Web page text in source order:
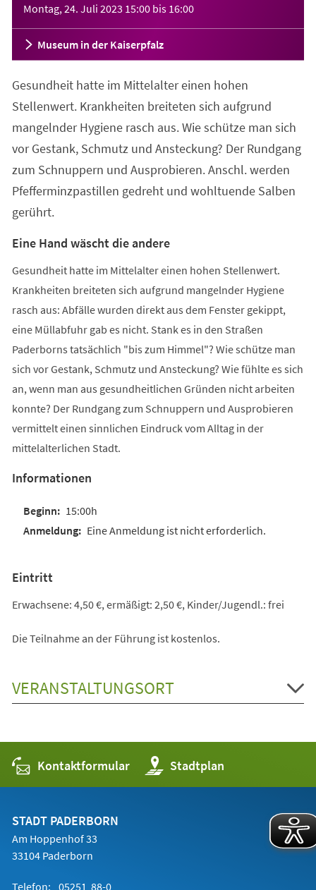
Montag, 24. Juli 2023 15:00 bis 16:00
Museum in der Kaiserpfalz
Gesundheit hatte im Mittelalter einen hohen
Stellenwert. Krankheiten breiteten sich aufgrund
mangelnder Hygiene rasch aus. Wie schütze man sich
vor Gestank, Schmutz und Ansteckung? Der Rundgang
zum Schnuppern und Ausprobieren. Anschl. werden
Pfefferminzpastillen gedreht und wohltuende Salben
gerührt.
Eine Hand wäscht die andere
Gesundheit hatte im Mittelalter einen hohen Stellenwert.
Krankheiten breiteten sich aufgrund mangelnder Hygiene
rasch aus: Abfälle wurden direkt aus dem Fenster gekippt,
eine Müllabfuhr gab es nicht. Stank es in den Straßen
Paderborns tatsächlich "bis zum Himmel"? Wie schütze man
sich vor Gestank, Schmutz und Ansteckung? Wie fühlte es sich
an, wenn man aus gesundheitlichen Gründen nicht arbeiten
konnte? Der Rundgang zum Schnuppern und Ausprobieren
vermittelt einen sinnlichen Eindruck vom Alltag in der
mittelalterlichen Stadt.
Informationen
15:00h
Eine Anmeldung ist nicht erforderlich.
Eintritt
Erwachsene: 4,50 €, ermäßigt: 2,50 €, Kinder/Jugendl.: frei
Die Teilnahme an der Führung ist kostenlos.
VERANSTALTUNGSORT
Kontaktformular Stadtplan
(Öffnet
in
einem
STADT PADERBORN
Am Hoppenhof 33
33104 Paderborn
Telefon: 05251 88-0